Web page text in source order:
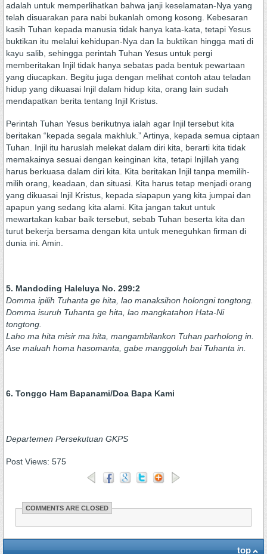
adalah untuk memperlihatkan bahwa janji keselamatan-Nya yang
telah disuarakan para nabi bukanlah omong kosong. Kebesaran
kasih Tuhan kepada manusia tidak hanya kata-kata, tetapi Yesus
buktikan itu melalui kehidupan-Nya dan Ia buktikan hingga mati di
kayu salib, sehingga perintah Tuhan Yesus untuk pergi
memberitakan Injil tidak hanya sebatas pada bentuk pewartaan
yang diucapkan. Begitu juga dengan melihat contoh atau teladan
hidup yang dikuasai Injil dalam hidup kita, orang lain sudah
mendapatkan berita tentang Injil Kristus.
Perintah Tuhan Yesus berikutnya ialah agar Injil tersebut kita
beritakan “kepada segala makhluk.” Artinya, kepada semua ciptaan
Tuhan. Injil itu haruslah melekat dalam diri kita, berarti kita tidak
memakainya sesuai dengan keinginan kita, tetapi Injillah yang
harus berkuasa dalam diri kita. Kita beritakan Injil tanpa memilih-
milih orang, keadaan, dan situasi. Kita harus tetap menjadi orang
yang dikuasai Injil Kristus, kepada siapapun yang kita jumpai dan
apapun yang sedang kita alami. Kita jangan takut untuk
mewartakan kabar baik tersebut, sebab Tuhan beserta kita dan
turut bekerja bersama dengan kita untuk meneguhkan firman di
dunia ini. Amin.
5. Mandoding Haleluya No. 299:2
Domma ipilih Tuhanta ge hita, lao manaksihon holongni tongtong.
Domma isuruh Tuhanta ge hita, lao mangkatahon Hata-Ni
tongtong.
Laho ma hita misir ma hita, mangambilankon Tuhan parholong in.
Ase maluah homa hasomanta, gabe manggoluh bai Tuhanta in.
6. Tonggo Ham Bapanami/Doa Bapa Kami
Departemen Persekutuan GKPS
Post Views: 575
COMMENTS ARE CLOSED
top